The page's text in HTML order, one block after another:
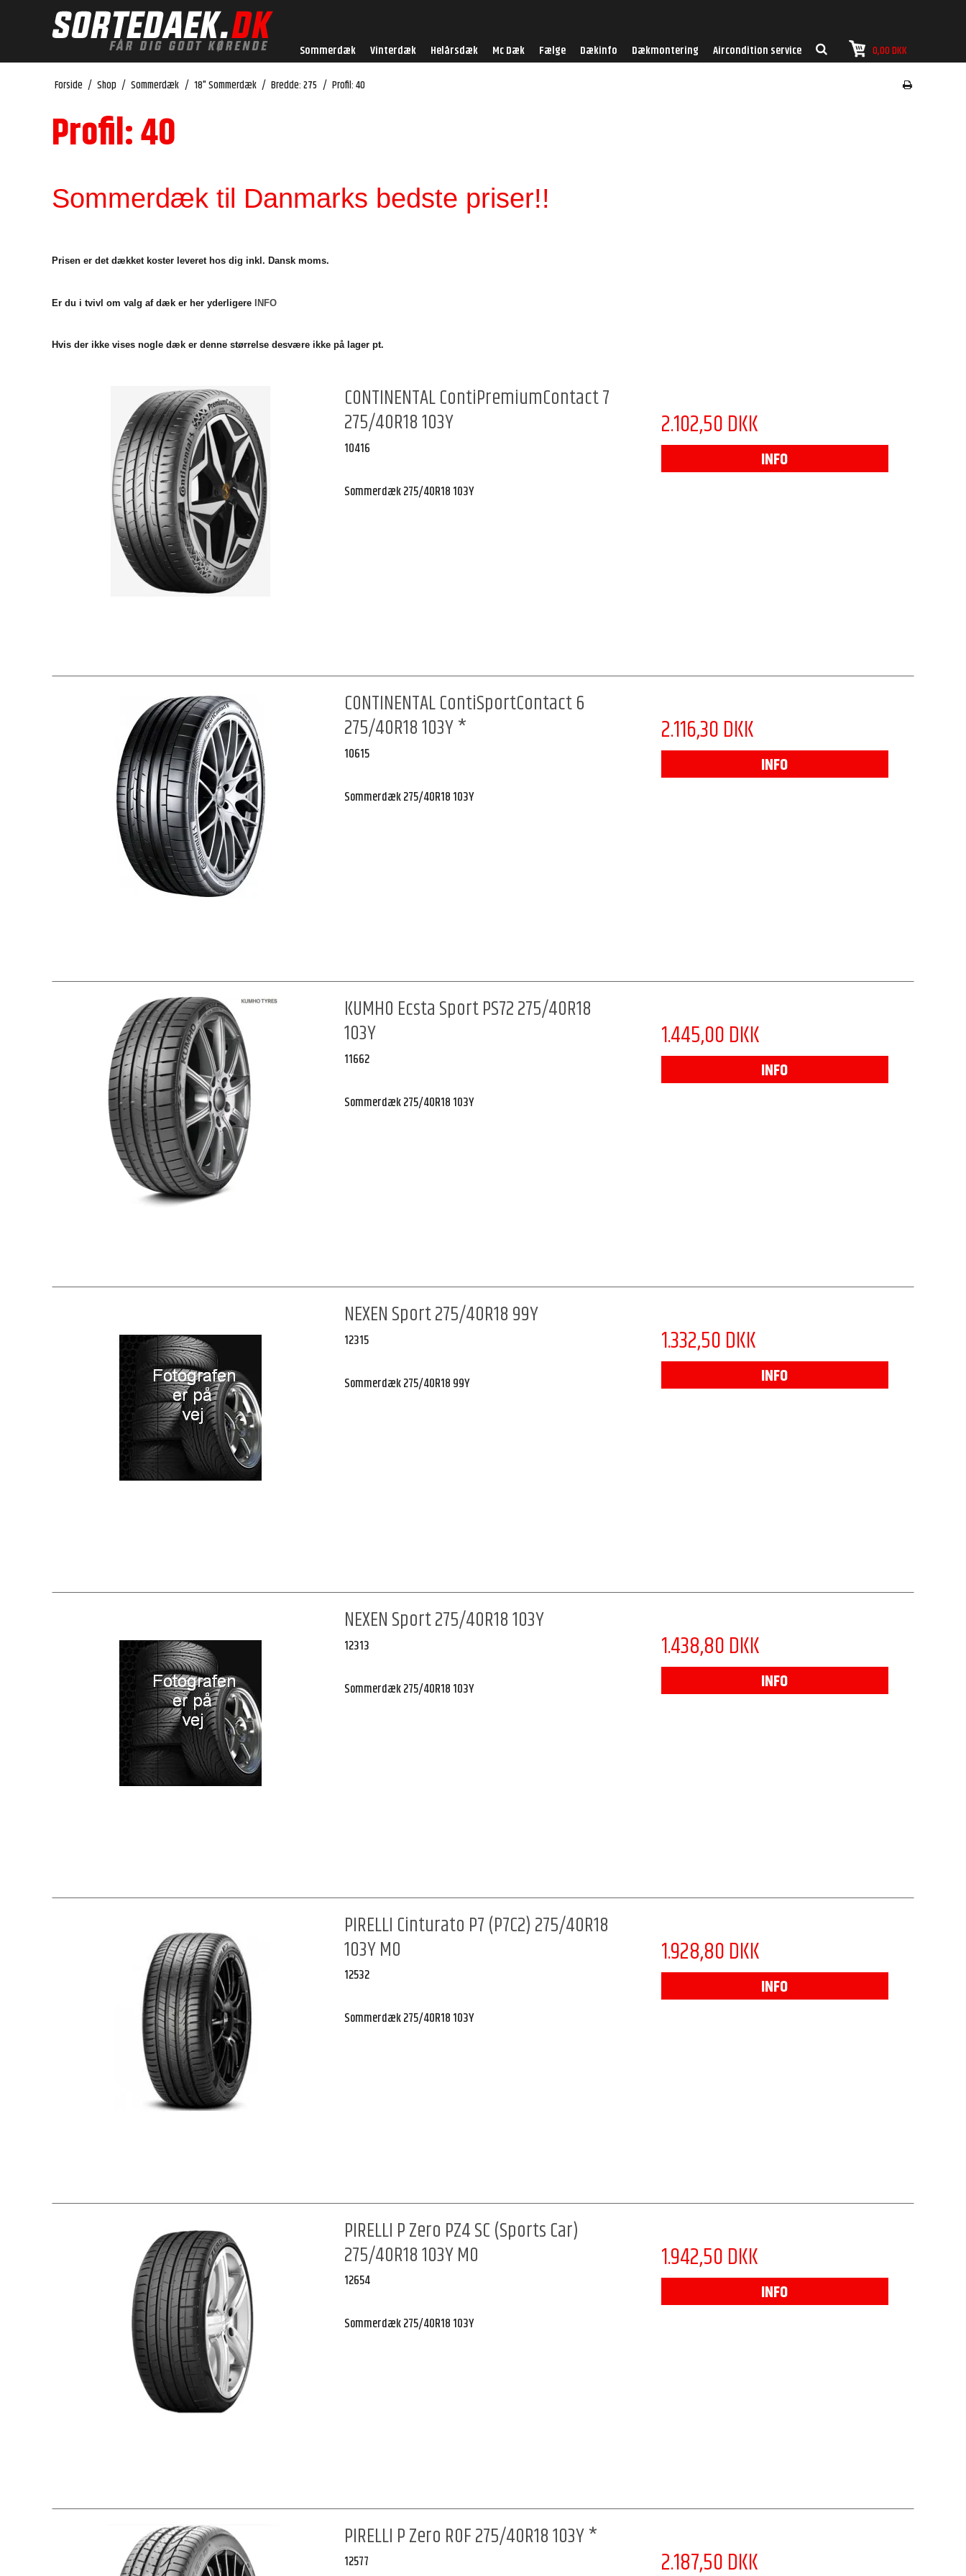
Sommerdæk Vinterdæk Helårsdæk Mc Dæk Fælge Dækinfo Dækmontering Aircondition service 0,00 DKK
Forside / Shop / Sommerdæk / 18" Sommerdæk / Bredde: 275 / Profil: 40
Profil: 40
Sommerdæk til Danmarks bedste priser!!
Prisen er det dækket koster leveret hos dig inkl. Dansk moms.
Er du i tvivl om valg af dæk er her yderligere INFO
Hvis der ikke vises nogle dæk er denne størrelse desvære ikke på lager pt.
CONTINENTAL ContiPremiumContact 7
275/40R18 103Y
10416
Sommerdæk 275/40R18 103Y
2.102,50 DKK
INFO
CONTINENTAL ContiSportContact 6
275/40R18 103Y *
10615
Sommerdæk 275/40R18 103Y
2.116,30 DKK
INFO
KUMHO Ecsta Sport PS72 275/40R18
103Y
11662
Sommerdæk 275/40R18 103Y
1.445,00 DKK
INFO
NEXEN Sport 275/40R18 99Y
12315
Sommerdæk 275/40R18 99Y
1.332,50 DKK
INFO
NEXEN Sport 275/40R18 103Y
12313
Sommerdæk 275/40R18 103Y
1.438,80 DKK
INFO
PIRELLI Cinturato P7 (P7C2) 275/40R18
103Y MO
12532
Sommerdæk 275/40R18 103Y
1.928,80 DKK
INFO
PIRELLI P Zero PZ4 SC (Sports Car)
275/40R18 103Y MO
12654
Sommerdæk 275/40R18 103Y
1.942,50 DKK
INFO
PIRELLI P Zero ROF 275/40R18 103Y *
12577 2.187,50 DKK